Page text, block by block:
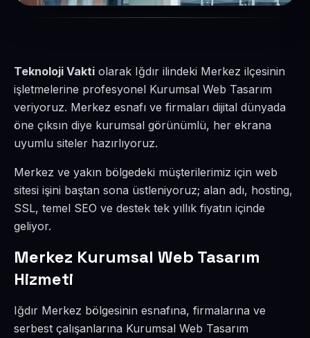
Teknoloji Vakti olarak Iğdır ilindeki Merkez ilçesinin
işletmelerine profesyonel Kurumsal Web Tasarım
veriyoruz. Merkez esnafı ve firmaları dijital dünyada
öne çıksın diye kurumsal görünümlü, her ekrana
uyumlu siteler hazırlıyoruz.
Merkez ve yakın bölgedeki müşterilerimiz için web
sitesi işini baştan sona üstleniyoruz; alan adı, hosting,
SSL, temel SEO ve destek tek yıllık fiyatın içinde
geliyor.
Merkez Kurumsal Web Tasarım
Hizmeti
Iğdır Merkez bölgesinin esnafına, firmalarına ve
serbest çalışanlarına Kurumsal Web Tasarım